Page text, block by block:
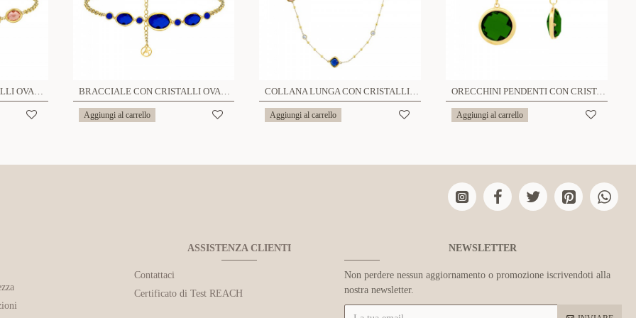
BRACCIALE CON CRISTALLI OVALI COLORATI - MY2596C264 BRACCIALE CON CRISTALLI OVALI E ROTONDI COLORATI - MY25976C247
Aggiungi al carrello
COLLANA LUNGA CON CRISTALLI ROTONDI E QUADRATI COLORATI - MY25164C251
Aggiungi al carrello
ORECCHINI PENDENTI CON CRISTALLO QUADRATO E ROTONDO COLORATO - MY2572C249
Aggiungi al carrello
ASSISTENZA CLIENTI
Contattaci
Certificato di Test REACH
NEWSLETTER
Non perdere nessun aggiornamento o promozione iscrivendoti alla
nostra newsletter.